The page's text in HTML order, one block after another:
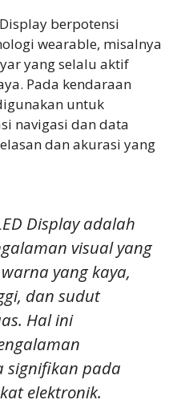
berpotensi
wearable, misalnya
yang selalu aktif
Pada kendaraan
untuk
navigasi dan data
dan akurasi yang
Display adalah
visual yang
yang kaya,
dan sudut
Hal ini
signifikan pada
elektronik.